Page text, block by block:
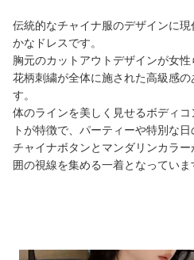
伝統的なチャイナ服のデザインに
かなドレスです。
胸元のカットアウトデザインが女
花柄刺繍が全体に施された高級感
す。
体のラインを美しく見せるボディ
トが特徴で、パーティーや特別な日
チャイナボタンとマンダリンカラ
囲の視線を集める一着となっていま